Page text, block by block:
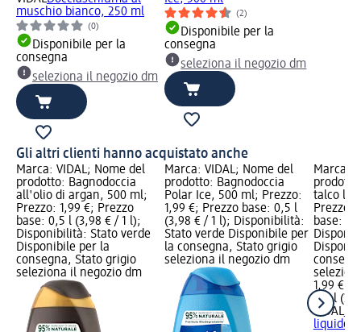
muschio bianco, 250 ml
(0)
Disponibile per la
consegna
seleziona il negozio dm
(2)
Disponibile per la
consegna
seleziona il negozio dm
Gli altri clienti hanno acquistato anche
Marca: VIDAL; Nome del
prodotto: Bagnodoccia
all'olio di argan, 500 ml;
Prezzo: 1,99 €; Prezzo
base: 0,5 l (3,98 € / 1 l);
Disponibilità: Stato verde
Disponibile per la
consegna, Stato grigio
seleziona il negozio dm
Marca: VIDAL; Nome del
prodotto: Bagnodoccia
Polar Ice, 500 ml; Prezzo:
1,99 €; Prezzo base: 0,5 l
(3,98 € / 1 l); Disponibilità:
Stato verde Disponibile per
la consegna, Stato grigio
seleziona il negozio dm
Marca:
talco
Prezzo:
base:
1,99 €
0,5 l
VIDAL
liquido,